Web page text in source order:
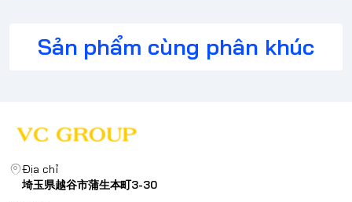
Sản phẩm cùng phân khúc
Địa chỉ
埼玉県越谷市蒲生本町3-30